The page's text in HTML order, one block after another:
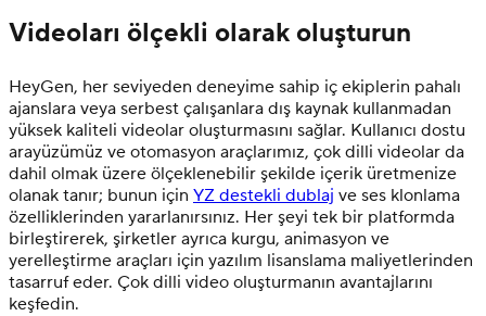
Videoları ölçekli olarak oluşturun
HeyGen, her seviyeden deneyime sahip iç ekiplerin pahalı
ajanslara veya serbest çalışanlara dış kaynak kullanmadan
yüksek kaliteli videolar oluşturmasını sağlar. Kullanıcı dostu
arayüzümüz ve otomasyon araçlarımız, çok dilli videolar da
dahil olmak üzere ölçeklenebilir şekilde içerik üretmenize
olanak tanır; bunun için YZ destekli dublaj ve ses klonlama
özelliklerinden yararlanırsınız. Her şeyi tek bir platformda
birleştirerek, şirketler ayrıca kurgu, animasyon ve
yerelleştirme araçları için yazılım lisanslama maliyetlerinden
tasarruf eder. Çok dilli video oluşturmanın avantajlarını
keşfedin.